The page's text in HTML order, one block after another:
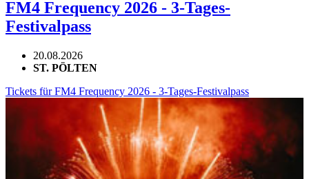
FM4 Frequency 2026 - 3-Tages-
Festivalpass
20.08.2026
ST. PÖLTEN
Tickets für FM4 Frequency 2026 - 3-Tages-Festivalpass